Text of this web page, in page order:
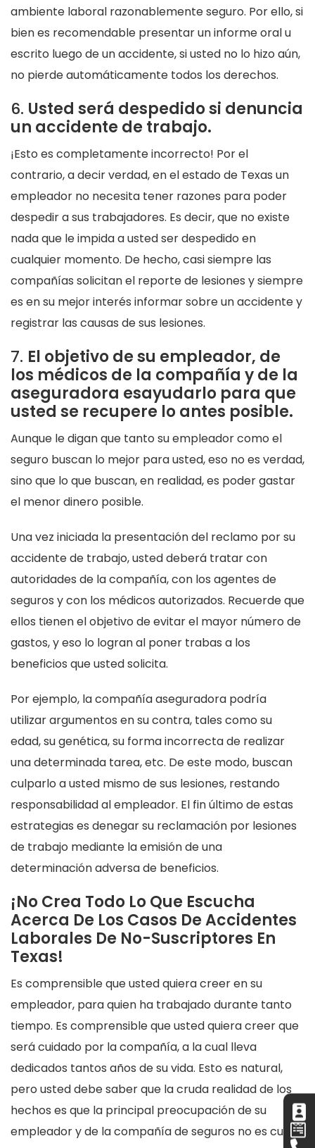
ambiente laboral razonablemente seguro. Por ello, si
bien es recomendable presentar un informe oral u
escrito luego de un accidente, si usted no lo hizo aún,
no pierde automáticamente todos los derechos.
6. Usted será despedido si denuncia
un accidente de trabajo.
¡Esto es completamente incorrecto! Por el
contrario, a decir verdad, en el estado de Texas un
empleador no necesita tener razones para poder
despedir a sus trabajadores. Es decir, que no existe
nada que le impida a usted ser despedido en
cualquier momento. De hecho, casi siempre las
compañías solicitan el reporte de lesiones y siempre
es en su mejor interés informar sobre un accidente y
registrar las causas de sus lesiones.
7. El objetivo de su empleador, de
los médicos de la compañía y de la
aseguradora esayudarlo para que
usted se recupere lo antes posible.
Aunque le digan que tanto su empleador como el
seguro buscan lo mejor para usted, eso no es verdad,
sino que lo que buscan, en realidad, es poder gastar
el menor dinero posible.
Una vez iniciada la presentación del reclamo por su
accidente de trabajo, usted deberá tratar con
autoridades de la compañía, con los agentes de
seguros y con los médicos autorizados. Recuerde que
ellos tienen el objetivo de evitar el mayor número de
gastos, y eso lo logran al poner trabas a los
beneficios que usted solicita.
Por ejemplo, la compañía aseguradora podría
utilizar argumentos en su contra, tales como su
edad, su genética, su forma incorrecta de realizar
una determinada tarea, etc. De este modo, buscan
culparlo a usted mismo de sus lesiones, restando
responsabilidad al empleador. El fin último de estas
estrategias es denegar su reclamación por lesiones
de trabajo mediante la emisión de una
determinación adversa de beneficios.
¡No Crea Todo Lo Que Escucha
Acerca De Los Casos De Accidentes
Laborales De No-Suscriptores En
Texas!
Es comprensible que usted quiera creer en su
empleador, para quien ha trabajado durante tanto
tiempo. Es comprensible que usted quiera creer que
será cuidado por la compañía, a la cual lleva
dedicados tantos años de su vida. Esto es natural,
pero usted debe saber que la cruda realidad de los
hechos es que la principal preocupación de su
empleador y de la compañía de seguros no es cuidar